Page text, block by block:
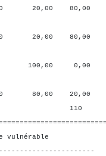
80,00
80,00
0,00
20,00
110
vulnérable